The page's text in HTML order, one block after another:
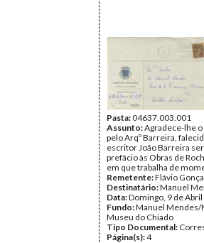
Pasta:04637.003.001
Assunto:Agradece-lhe
pelo Arqº Barreira,
escritor João Barreira
prefácio às Obras de
em que trabalha de
Remetente:Flávio
Destinatário:Manuel
Data:Domingo, 9 de
Fundo:Manuel Mendes/
Museu do Chiado
Tipo Documental:
Página(s):4